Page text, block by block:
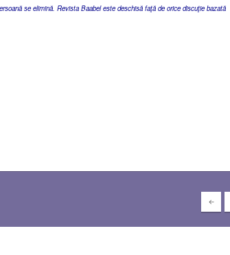
se elimină. Revista Baabel este deschisă faţă de orice discuţie bazată